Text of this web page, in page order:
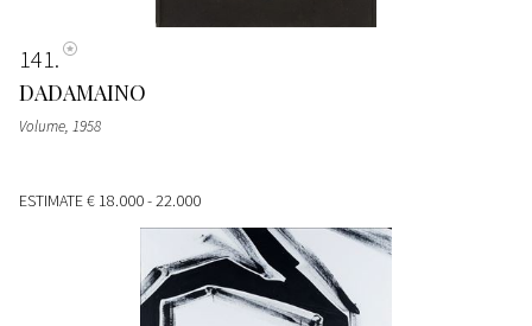
141
DADAMAINO
Volume, 1958
ESTIMATE€ 18.000 - 22.000